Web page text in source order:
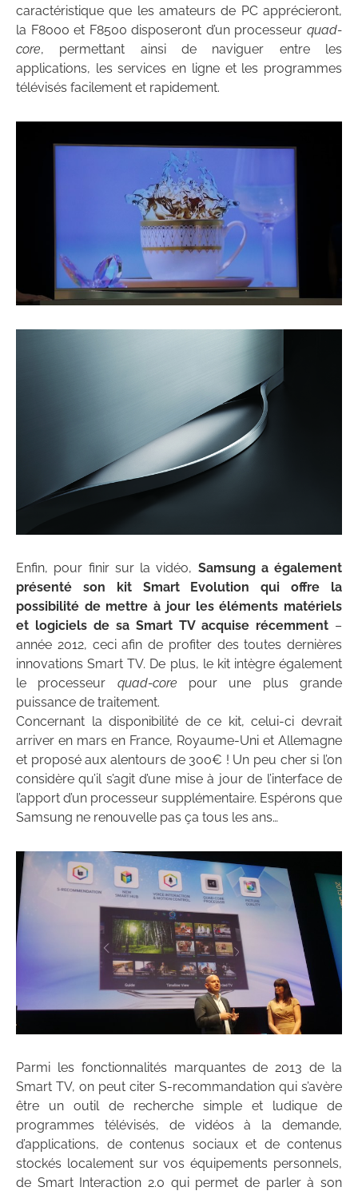
caractéristique que les amateurs de PC apprécieront,
la F8000 et F8500 disposeront d’un processeur quad-
core, permettant ainsi de naviguer entre les
applications, les services en ligne et les programmes
télévisés facilement et rapidement.
Enfin, pour finir sur la vidéo, Samsung a également
présenté son kit Smart Evolution qui offre la
possibilité de mettre à jour les éléments matériels
et logiciels de sa Smart TV acquise récemment –
année 2012, ceci afin de profiter des toutes dernières
innovations Smart TV. De plus, le kit intègre également
le processeur quad-core pour une plus grande
puissance de traitement.
Concernant la disponibilité de ce kit, celui-ci devrait
arriver en mars en France, Royaume-Uni et Allemagne
et proposé aux alentours de 300€ ! Un peu cher si l’on
considère qu’il s’agit d’une mise à jour de l’interface de
l’apport d’un processeur supplémentaire. Espérons que
Samsung ne renouvelle pas ça tous les ans…
Parmi les fonctionnalités marquantes de 2013 de la
Smart TV, on peut citer S-recommandation qui s’avère
être un outil de recherche simple et ludique de
programmes télévisés, de vidéos à la demande,
d’applications, de contenus sociaux et de contenus
stockés localement sur vos équipements personnels,
de Smart Interaction 2.0 qui permet de parler à son